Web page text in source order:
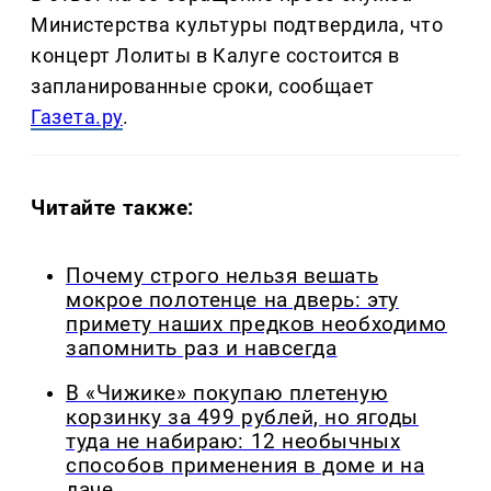
Министерства культуры подтвердила, что
концерт Лолиты в Калуге состоится в
запланированные сроки, сообщает
Газета.ру.
Читайте также:
Почему строго нельзя вешать
мокрое полотенце на дверь: эту
примету наших предков необходимо
запомнить раз и навсегда
В «Чижике» покупаю плетеную
корзинку за 499 рублей, но ягоды
туда не набираю: 12 необычных
способов применения в доме и на